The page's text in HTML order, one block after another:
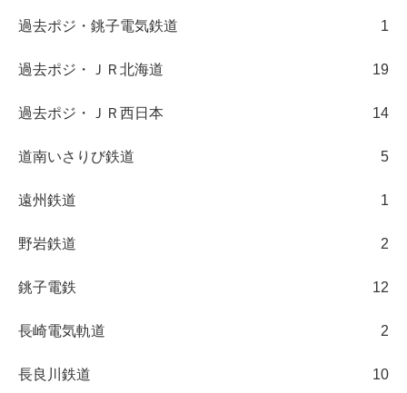
過去ポジ・銚子電気鉄道 1
過去ポジ・ＪＲ北海道 19
過去ポジ・ＪＲ西日本 14
道南いさりび鉄道 5
遠州鉄道 1
野岩鉄道 2
銚子電鉄 12
長崎電気軌道 2
長良川鉄道 10